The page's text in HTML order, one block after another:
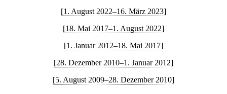
[1. August 2022–16. März 2023]
[18. Mai 2017–1. August 2022]
[1. Januar 2012–18. Mai 2017]
[28. Dezember 2010–1. Januar 2012]
[5. August 2009–28. Dezember 2010]